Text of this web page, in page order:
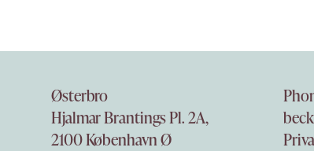
Østerbro
Hjalmar Brantings Pl. 2A,
2100 København Ø